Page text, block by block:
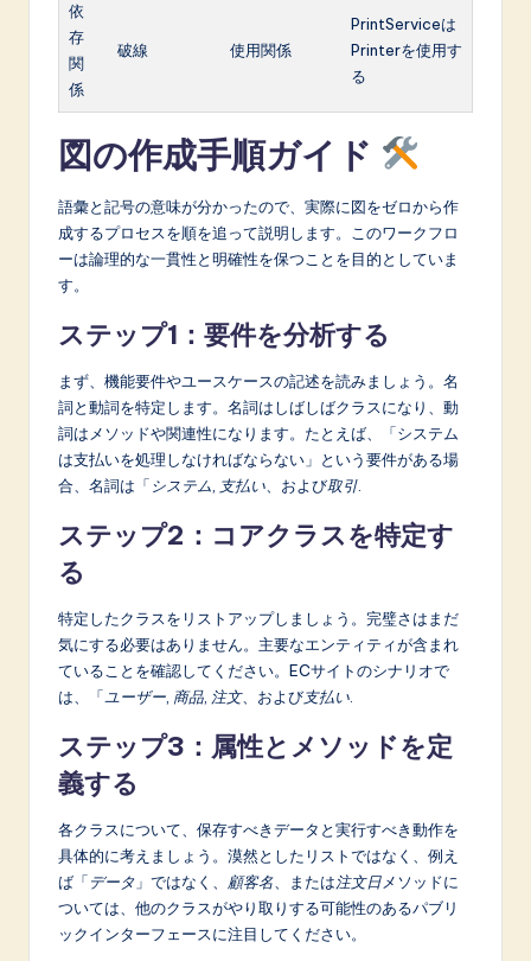
依
存
関
係
破線 使用関係
PrintServiceは
Printerを使用す
る
図の作成手順ガイド
語彙と記号の意味が分かったので、実際に図をゼロから作
成するプロセスを順を追って説明します。このワークフロ
ーは論理的な一貫性と明確性を保つことを目的としていま
す。
ステップ1：要件を分析する
まず、機能要件やユースケースの記述を読みましょう。名
詞と動詞を特定します。名詞はしばしばクラスになり、動
詞はメソッドや関連性になります。たとえば、「システム
は支払いを処理しなければならない」という要件がある場
合、名詞は「 システム, 支払い、および取引.
ステップ2：コアクラスを特定す
る
特定したクラスをリストアップしましょう。完璧さはまだ
気にする必要はありません。主要なエンティティが含まれ
ていることを確認してください。ECサイトのシナリオで
は、「ユーザー, 商品, 注文、および支払い.
ステップ3：属性とメソッドを定
義する
各クラスについて、保存すべきデータと実行すべき動作を
具体的に考えましょう。漠然としたリストではなく、例え
ば「データ 」ではなく、 顧客名、または注文日メソッドに
ついては、他のクラスがやり取りする可能性のあるパブリ
ックインターフェースに注目してください。